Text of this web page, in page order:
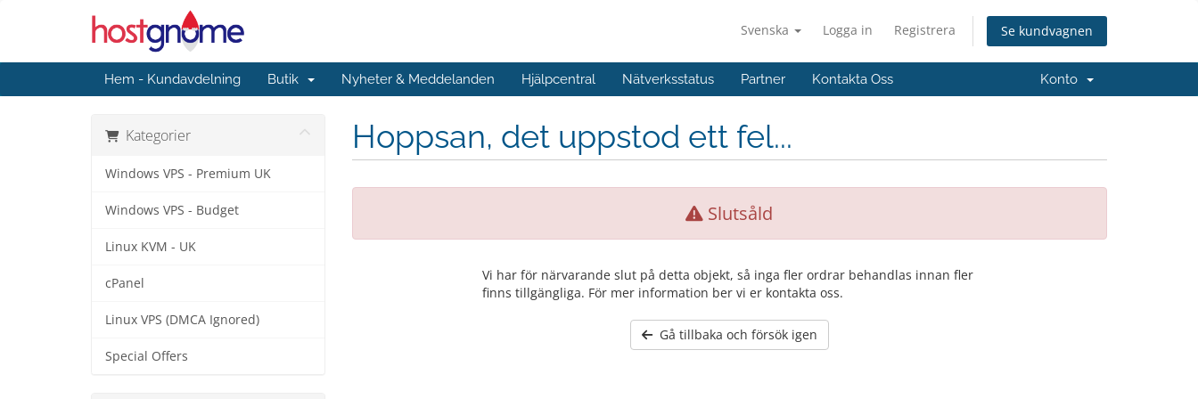
Svenska Logga in Registrera Se kundvagnen
Hem - Kundavdelning Butik Nyheter & Meddelanden Hjälpcentral Nätverksstatus Partner Kontakta Oss Konto
Kategorier
Windows VPS - Premium UK
Windows VPS - Budget
Linux KVM - UK
cPanel
Linux VPS (DMCA Ignored)
Special Offers
Hoppsan, det uppstod ett fel...
Slutsåld
Vi har för närvarande slut på detta objekt, så inga fler ordrar behandlas innan fler
finns tillgängliga. För mer information ber vi er kontakta oss.
Gå tillbaka och försök igen